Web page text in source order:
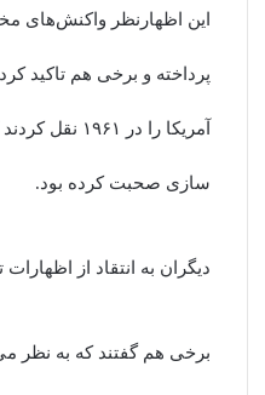
این اظهارنظر واکنش‌های
پرداخته و برخی هم تاکید
آمریکا را
سازی صحبت کرده بود.
دیگران به انتقاد از
برخی هم گفتند که به نظر